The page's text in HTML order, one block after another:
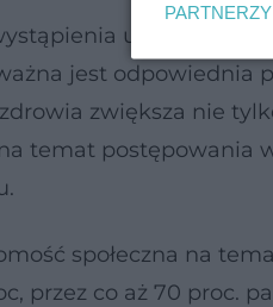
udaru
jest odpowiednia
zwiększa nie
temat postępowania
społeczna na
przez co aż 70 proc.
PARTNERZY